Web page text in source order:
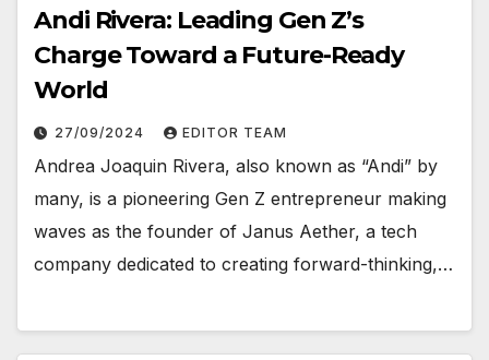
Andi Rivera: Leading Gen Z’s
Charge Toward a Future-Ready
World
27/09/2024 EDITOR TEAM
Andrea Joaquin Rivera, also known as “Andi” by
many, is a pioneering Gen Z entrepreneur making
waves as the founder of Janus Aether, a tech
company dedicated to creating forward-thinking,…